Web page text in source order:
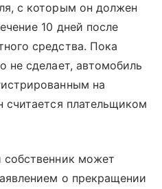
с которым он должен
10 дней после
средства. Пока
не сделает, автомобиль
на
считается плательщиком
собственник может
о прекращении